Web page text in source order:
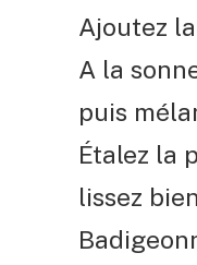
Ajoutez
A la
puis
Étalez la
lissez